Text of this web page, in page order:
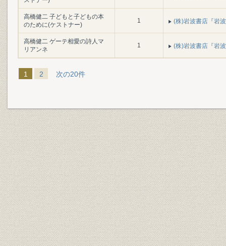
高橋健二 子どもと子どもの本
のために(ケストナー)
1 (株)岩波書店『岩
高橋健二 ゲーテ相愛の詩人マ
リアンネ
1 (株)岩波書店『岩
1 2 次の20件